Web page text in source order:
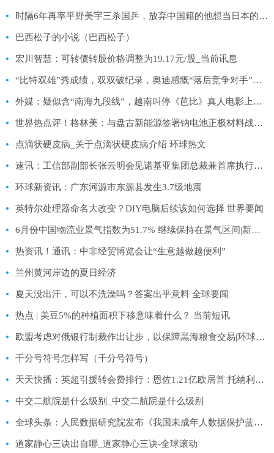
时隔6年再率平野美宇三杀国乒，放弃中国籍的他想当日本的刘国梁-当前播报
巴西松子的小说（巴西松子）
宏川智慧：可转债转股价格调整为19.17元/股_当前讯息
“比特双雄”秀成绩，双双破纪录，奥迪感慨“落后竞争对手”…|全球今日报
外媒：疑似含“南海九段线”，越南叫停《芭比》真人电影上映_焦点信息
世界热点评！格林美：与盘古新能源签署钠电池正极材料战略合作与产品供应合作框架协议
点滴状硬皮病_关于点滴状硬皮病介绍 环球热文
速讯：工信部副部长张云明会见诺基亚集团总裁兼首席执行官龙培凯
环球新资讯：广东河源市东源县发生3.7级地震
英特尔处理器命名大改变？DIY电脑后续该如何选择 世界要闻
6月份中国物流业景气指数为51.7% 继续保持在景气区间|新视野
热资讯！通讯：中非经贸博览会让“生意越做越便利”
兰州黄河岸边的夏日经济
夏天没出汗，可以不洗澡吗？答案出乎意料 全球要闻
热点 | 美豆5%的种植面积下移意味着什么？ 当前短讯
欧盟考虑对俄银行制裁作出让步，以保障黑海粮食交易|环球资讯
千分号符号怎样写（千分号符号）
天天快播：英超引援转会费排行：恩佐1.21亿欧居首 托纳利7000万欧并列第19
中交二航院是什么级别_中交二航院是什么级别
全球头条：人民数据研究院发布《我国未成年人数据保护蓝皮书（2023）》
道家静心三诀出自哪_道家静心三诀-全球滚动